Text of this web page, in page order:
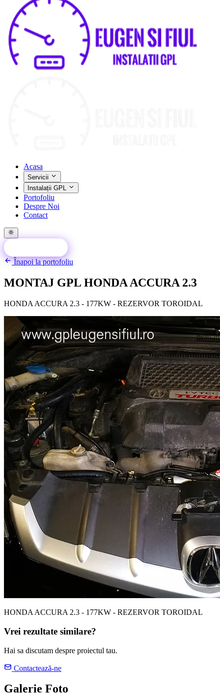
Acasa
Servicii
Instalații GPL
Portofoliu
Despre Noi
Contact
Înapoi la portofoliu
MONTAJ GPL HONDA ACCURA 2.3
HONDA ACCURA 2.3 - 177KW - REZERVOR TOROIDAL
HONDA ACCURA 2.3 - 177KW - REZERVOR TOROIDAL
Vrei rezultate similare?
Hai sa discutam despre proiectul tau.
Contactează-ne
Galerie Foto